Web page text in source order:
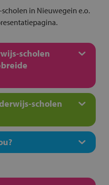
in Nieuwegein e.o.
scholen
scholen